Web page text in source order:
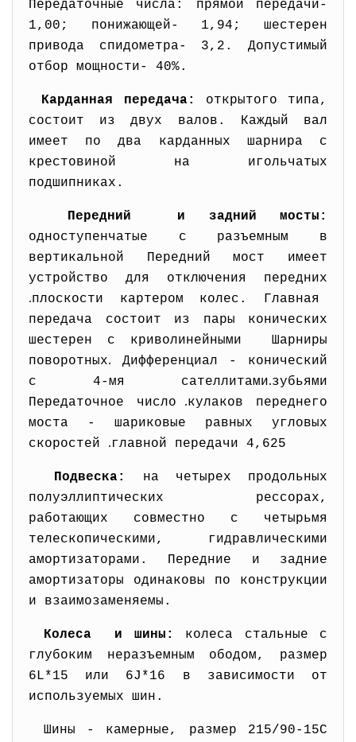
Передаточные числа: прямой передачи-
1,00; понижающей- 1,94; шестерен
привода спидометра- 3,2. Допустимый
отбор мощности- 40%.
Карданная передача:
открытого типа,
состоит из двух валов. Каждый вал
имеет по два карданных шарнира с
крестовиной на игольчатых
подшипниках.
Передний и задний мосты:
одноступенчатые с разъемным в
вертикальной Передний мост имеет
устройство для отключения передних
.плоскости картером колес. Главная
передача состоит из пары конических
шестерен с криволинейными Шарниры
поворотных. Дифференциал - конический
с 4-мя сателлитами.зубьями
Передаточное число .кулаков переднего
моста - шариковые равных угловых
скоростей .главной передачи 4,625
Подвеска: на четырех продольных
полуэллиптических рессорах,
работающих совместно с четырьмя
телескопическими, гидравлическими
амортизаторами. Передние и задние
амортизаторы одинаковы по конструкции
и взаимозаменяемы.
Колеса и шины: колеса стальные с
глубоким неразъемным ободом, размер
6L*15 или 6J*16 в зависимости от
используемых шин.
Шины - камерные, размер 215/90-15C